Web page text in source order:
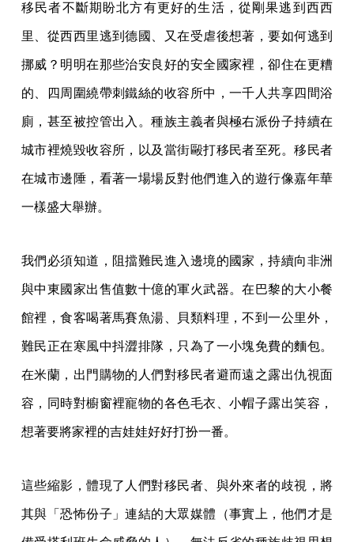
移民者不斷期盼北方有更好的生活，從剛果逃到西西
里、從西西里逃到德國、又在受虐後想著，要如何逃到
挪威？明明在那些治安良好的安全國家裡，卻住在更糟
的、四周圍繞帶刺鐵絲的收容所中，一千人共享四間浴
廁，甚至被控管出入。種族主義者與極右派份子持續在
城市裡燒毀收容所，以及當街毆打移民者至死。移民者
在城市邊陲，看著一場場反對他們進入的遊行像嘉年華
一樣盛大舉辦。
我們必須知道，阻擋難民進入邊境的國家，持續向非洲
與中東國家出售值數十億的軍火武器。在巴黎的大小餐
館裡，食客喝著馬賽魚湯、貝類料理，不到一公里外，
難民正在寒風中抖澀排隊，只為了一小塊免費的麵包。
在米蘭，出門購物的人們對移民者避而遠之露出仇視面
容，同時對櫥窗裡寵物的各色毛衣、小帽子露出笑容，
想著要將家裡的吉娃娃好好打扮一番。
這些縮影，體現了人們對移民者、與外來者的歧視，將
其與「恐怖份子」連結的大眾媒體（事實上，他們才是